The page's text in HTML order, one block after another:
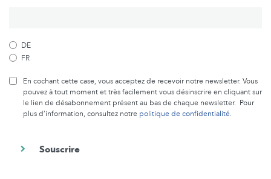
DE
FR
En cochant cette case, vous acceptez de recevoir notre newsletter. Vous
pouvez à tout moment et très facilement vous désinscrire en cliquant sur
le lien de désabonnement présent au bas de chaque newsletter. Pour
plus d’information, consultez notre politique de confidentialité.